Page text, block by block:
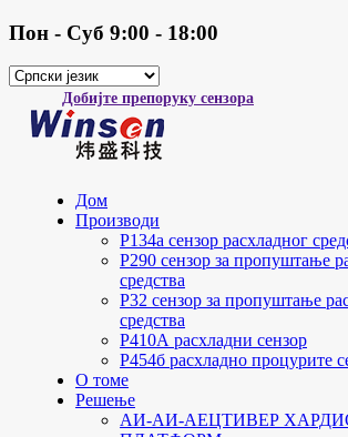
Пон - Суб 9:00 - 18:00
Добијте препоруку сензора
Дом
Производи
Р134а сензор расхладног
Р290 сензор за пропуштање
средства
Р32 сензор за пропуштање
средства
Р410А расхладни сензор
Р454б расхладно процурите
О томе
Решење
АИ-АИ-АЕЦТИВЕР